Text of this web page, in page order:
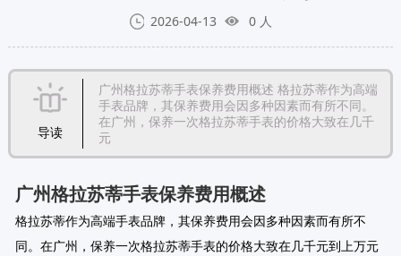
2026-04-13 0 人
导读
广州格拉苏蒂手表保养费用概述 格拉苏蒂作为高端
手表品牌，其保养费用会因多种因素而有所不同。
在广州，保养一次格拉苏蒂手表的价格大致在几千
元
广州格拉苏蒂手表保养费用概述
格拉苏蒂作为高端手表品牌，其保养费用会因多种因素而有所不
同。在广州，保养一次格拉苏蒂手表的价格大致在几千元到上万元